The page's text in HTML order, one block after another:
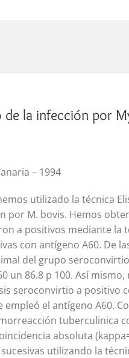
la infección por
– 1994
utilizado la técnica
por M. bovis. Hemos
a positivos mediante la
con antígeno A60. De
del grupo
un 86.8 p 100. Así
seroconvirtio a positivo
el antígeno A60.
tuberculinica
absoluta
utilizando la